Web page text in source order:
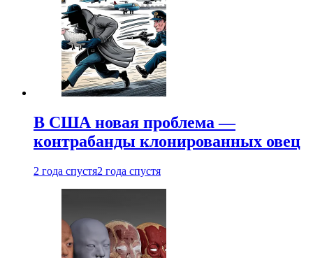
В США новая проблема —
контрабанды клонированных овец
2 года спустя2 года спустя